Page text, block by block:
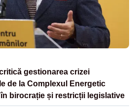
gestionarea crizei
de la Complexul Energetic
birocrație și restricții legislative